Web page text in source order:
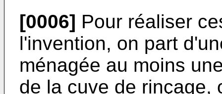
[0006] Pour réaliser
l'invention, on part
ménagée au moins
de la cuve de rinçage,